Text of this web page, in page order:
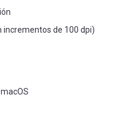
incrementos de 100 dpi)